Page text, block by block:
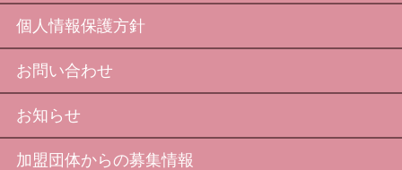
個人情報保護方針
お問い合わせ
お知らせ
加盟団体からの募集情報